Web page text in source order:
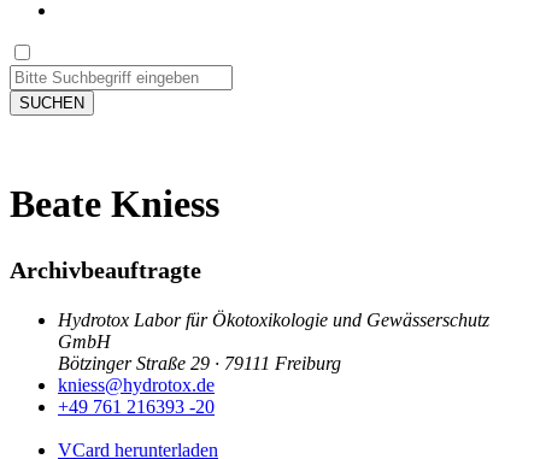
SUCHEN
Beate Kniess
Archivbeauftragte
Hydrotox Labor für Ökotoxikologie und Gewässerschutz
GmbH
Bötzinger Straße 29 · 79111 Freiburg
kniess@hydrotox.de
+49 761 216393 -20
VCard herunterladen